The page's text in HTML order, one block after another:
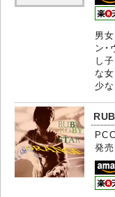
男
ン
し
な
少
発売